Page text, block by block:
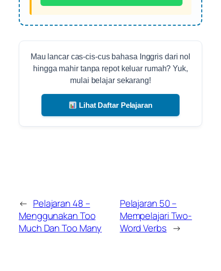
Mau lancar cas-cis-cus bahasa Inggris dari nol
hingga mahir tanpa repot keluar rumah? Yuk,
mulai belajar sekarang!
Lihat Daftar Pelajaran
← Pelajaran 48 –
Menggunakan Too
Much Dan Too Many
Pelajaran 50 –
Mempelajari Two-
Word Verbs →